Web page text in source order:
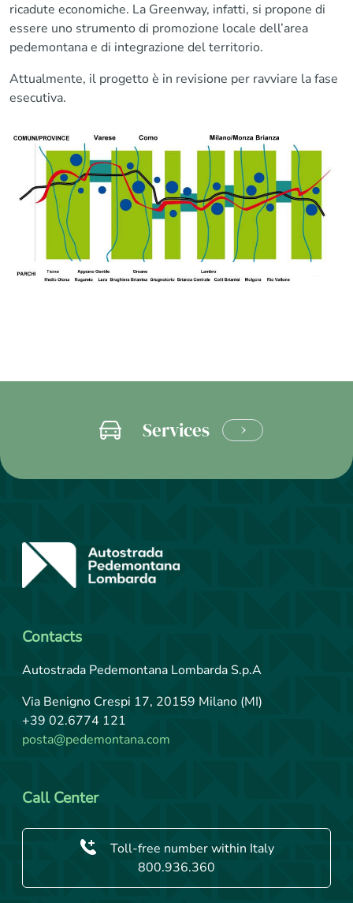
ricadute economiche. La Greenway, infatti, si propone di
essere uno strumento di promozione locale dell’area
pedemontana e di integrazione del territorio.
Attualmente, il progetto è in revisione per ravviare la fase
esecutiva.
Services
LEARN
Contacts
Autostrada Pedemontana Lombarda S.p.A
Via Benigno Crespi 17, 20159 Milano (MI)
+39 02.6774 121
posta@pedemontana.com
Call Center
Toll-free number within Italy
800.936.360